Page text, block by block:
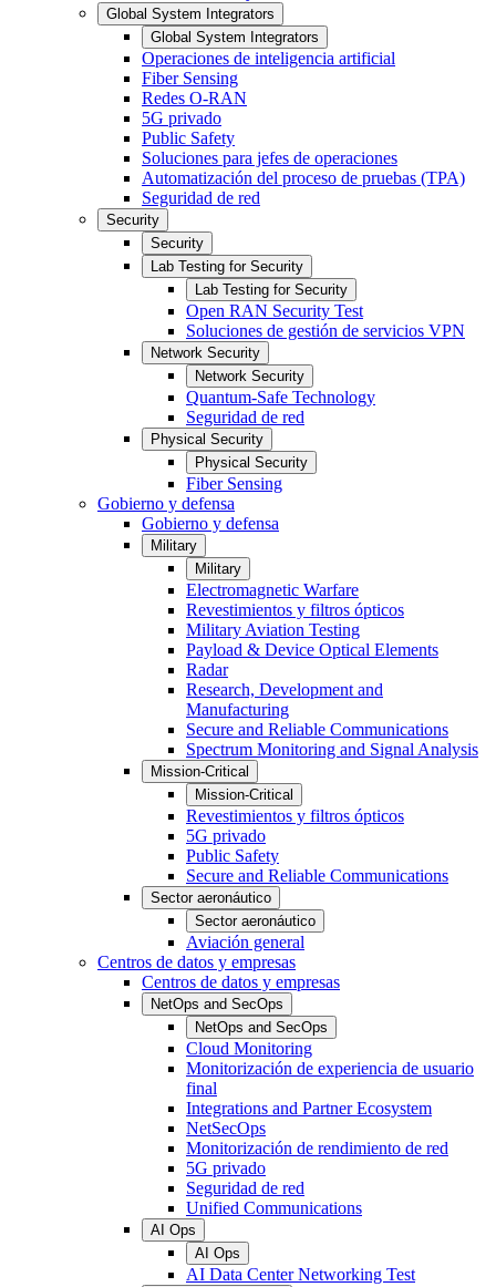
Global System Integrators
Global System Integrators
Operaciones de inteligencia artificial
Fiber Sensing
Redes O-RAN
5G privado
Public Safety
Soluciones para jefes de operaciones
Automatización del proceso de pruebas (TPA)
Seguridad de red
Security
Security
Lab Testing for Security
Lab Testing for Security
Open RAN Security Test
Soluciones de gestión de servicios VPN
Network Security
Network Security
Quantum-Safe Technology
Seguridad de red
Physical Security
Physical Security
Fiber Sensing
Gobierno y defensa
Gobierno y defensa
Military
Military
Electromagnetic Warfare
Revestimientos y filtros ópticos
Military Aviation Testing
Payload & Device Optical Elements
Radar
Research, Development and
Manufacturing
Secure and Reliable Communications
Spectrum Monitoring and Signal Analysis
Mission-Critical
Mission-Critical
Revestimientos y filtros ópticos
5G privado
Public Safety
Secure and Reliable Communications
Sector aeronáutico
Sector aeronáutico
Aviación general
Centros de datos y empresas
Centros de datos y empresas
NetOps and SecOps
NetOps and SecOps
Cloud Monitoring
Monitorización de experiencia de usuario
final
Integrations and Partner Ecosystem
NetSecOps
Monitorización de rendimiento de red
5G privado
Seguridad de red
Unified Communications
AI Ops
AI Ops
AI Data Center Networking Test